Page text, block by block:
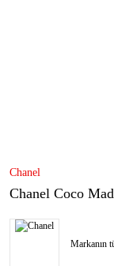
Chanel
Chanel Coco
Markanın